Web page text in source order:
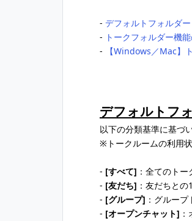
‐ デフォルトフォルダー
‐ トークフォルダー機
‐
【Windows／Mac】
デフォルトフ
以下の分類基準に基づ
※トークルームの利用
- [すべて] ：全てのト
- [友だち] ：友だちと
- [グループ] ：グルー
- [オープンチャット]